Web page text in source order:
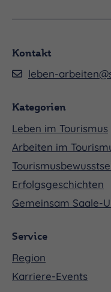
Kontakt
leben-
Kategorien
Leben im Tourismus
Arbeiten im
Erfolgsgeschichten
Gemeinsam Saale-
Service
Region
Karriere-Events